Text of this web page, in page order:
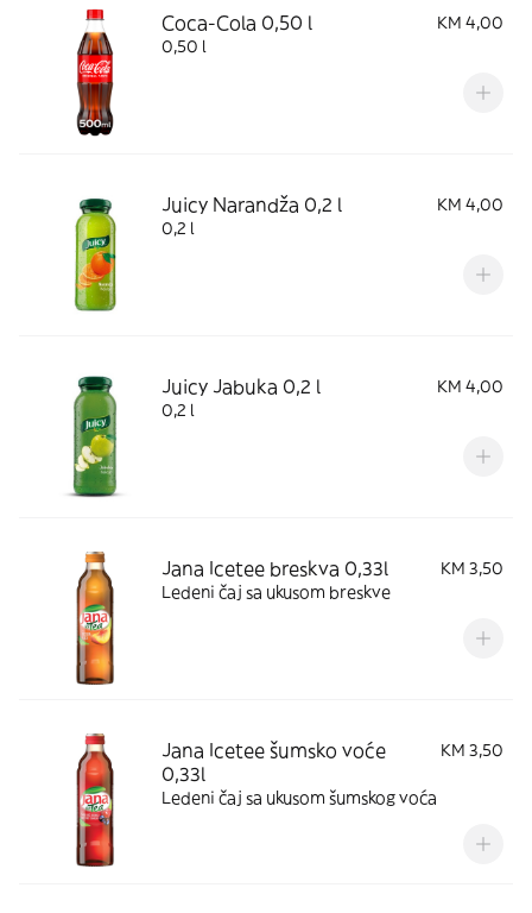
Coca-Cola 0,50 l
KM 4,00
0,50 l
Juicy Narandža 0,2 l
KM 4,00
0,2 l
Juicy Jabuka 0,2 l
KM 4,00
0,2 l
Jana Icetee breskva 0,33l
KM 3,50
Ledeni čaj sa ukusom breskve
Jana Icetee šumsko voće
0,33l
KM 3,50
Ledeni čaj sa ukusom šumskog voća